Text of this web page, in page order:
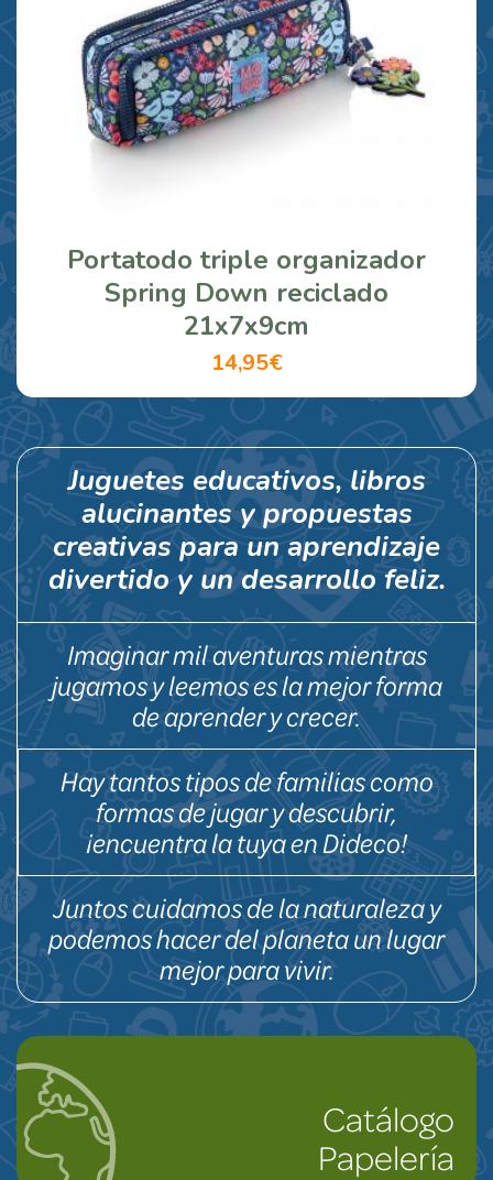
Portatodo triple organizador
Spring Down reciclado
21x7x9cm
14,95€
Juguetes educativos, libros
alucinantes y propuestas
creativas para un aprendizaje
divertido y un desarrollo feliz.
Imaginar mil aventuras mientras
jugamos y leemos es la mejor forma
de aprender y crecer.
Hay tantos tipos de familias como
formas de jugar y descubrir,
¡encuentra la tuya en Dideco!
Juntos cuidamos de la naturaleza y
podemos hacer del planeta un lugar
mejor para vivir.
Catálogo
Papelería